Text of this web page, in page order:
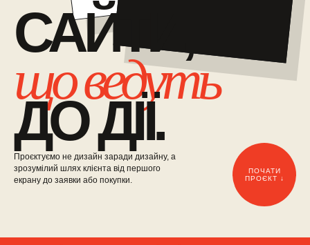
САЙТИ,
що ведуть
ДО ДІЇ.
Проєктуємо не дизайн заради дизайну, а
зрозумілий шлях клієнта від першого
екрану до заявки або покупки.
ПОЧАТИ
ПРОЄКТ ↓